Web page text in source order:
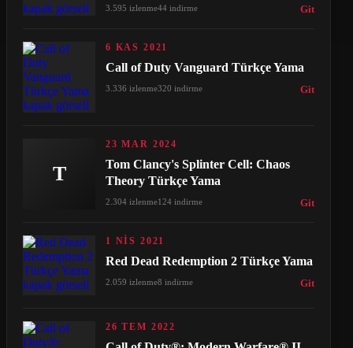
3.595 izlenme44 indirme Git
6 KAS 2021
Call of Duty Vanguard Türkçe Yama
3.336 izlenme320 indirme Git
T
23 MAR 2024
Tom Clancy's Splinter Cell: Chaos
Theory Türkçe Yama
2.304 izlenme124 indirme Git
1 NIS 2021
Red Dead Redemption 2 Türkçe Yama
2.059 izlenme8 indirme Git
26 TEM 2022